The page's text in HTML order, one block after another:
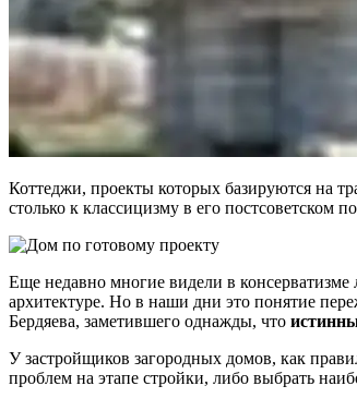
Коттеджи, проекты которых базируются на
столько к классицизму в его постсоветском
Еще недавно многие видели в
архитектуре. Но в наши дни это понятие
Бердяева, заметившего однажды, что
У застройщиков загородных домов, как
проблем на этапе стройки, либо выбрать